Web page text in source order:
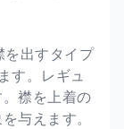
を出すタイプ
す。レギュ
襟を上着の
与えます。